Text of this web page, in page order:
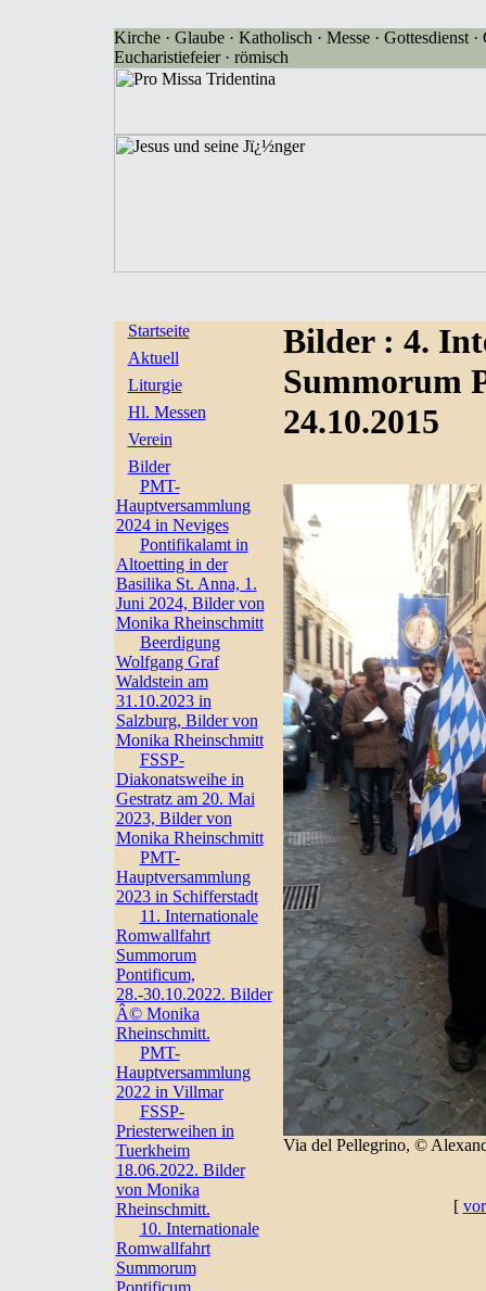
Kirche · Glaube · Katholisch · Messe · Gottesdienst
Eucharistiefeier · römisch
Startseite
Aktuell
Liturgie
Hl. Messen
Verein
Bilder
PMT-
Hauptversammlung
2024 in Neviges
Pontifikalamt in
Altoetting in der
Basilika St. Anna, 1.
Juni 2024, Bilder von
Monika Rheinschmitt
Beerdigung
Wolfgang Graf
Waldstein am
31.10.2023 in
Salzburg, Bilder von
Monika Rheinschmitt
FSSP-
Diakonatsweihe in
Gestratz am 20. Mai
2023, Bilder von
Monika Rheinschmitt
PMT-
Hauptversammlung
2023 in Schifferstadt
11. Internationale
Romwallfahrt
Summorum
Pontificum,
28.-30.10.2022. Bilder
Â© Monika
Rheinschmitt.
PMT-
Hauptversammlung
2022 in Villmar
FSSP-
Priesterweihen in
Tuerkheim
18.06.2022. Bilder
von Monika
Rheinschmitt.
10. Internationale
Romwallfahrt
Summorum
Pontificum,
Bilder : 4.
Summorum
24.10.2015
Via del Pellegrino, ©
[